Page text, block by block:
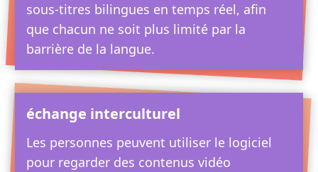
sous-titres bilingues en temps réel, afin
que chacun ne soit plus limité par la
barrière de la langue.
échange interculturel
Les personnes peuvent utiliser le logiciel
pour regarder des contenus vidéo